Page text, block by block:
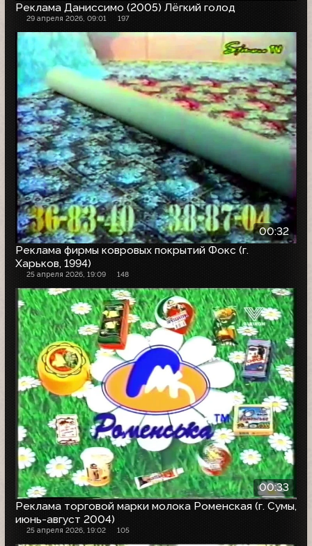
Реклама Даниссимо (2005) Лёгкий голод
29 апреля 2026, 09:01 197
00:32
Реклама фирмы ковровых покрытий Фокс (г.
Харьков, 1994)
25 апреля 2026, 19:09 148
00:33
Реклама торговой марки молока Роменская (г. Сумы,
июнь-август 2004)
25 апреля 2026, 19:02 105